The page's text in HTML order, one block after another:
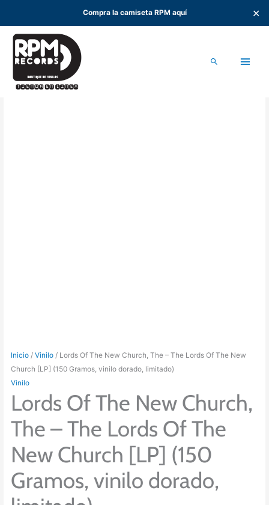
Compra la camiseta RPM aquí ✕
contenido
Buscar
Inicio /Vinilo / Lords Of The New Church, The – The Lords Of The New
Church [LP] (150 Gramos, vinilo dorado, limitado)
Vinilo
Lords Of The New Church,
The – The Lords Of The
New Church [LP] (150
Gramos, vinilo dorado,